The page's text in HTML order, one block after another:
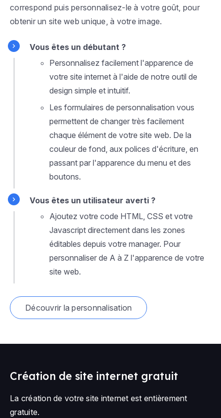
correspond puis personnalisez-le à votre goût, pour
obtenir un site web unique, à votre image.
Vous êtes un débutant ?
Personnalisez facilement l'apparence de
votre site internet à l'aide de notre outil de
design simple et intuitif.
Les formulaires de personnalisation vous
permettent de changer très facilement
chaque élément de votre site web. De la
couleur de fond, aux polices d'écriture, en
passant par l'apparence du menu et des
boutons.
Vous êtes un utilisateur averti ?
Ajoutez votre code HTML, CSS et votre
Javascript directement dans les zones
éditables depuis votre manager. Pour
personnaliser de A à Z l'apparence de votre
site web.
Découvrir la personnalisation
Création de site internet gratuit
La création de votre site internet est entièrement
gratuite.